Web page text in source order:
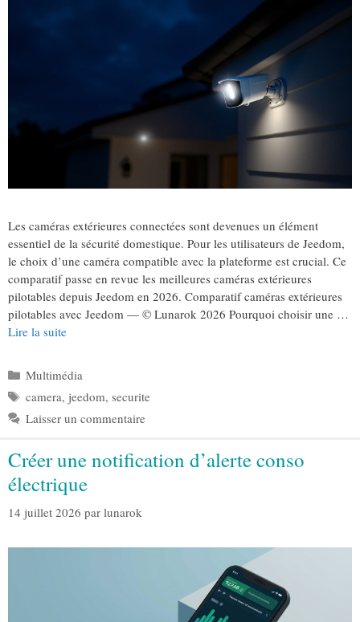
Les caméras extérieures connectées sont devenues un élément
essentiel de la sécurité domestique. Pour les utilisateurs de Jeedom,
le choix d’une caméra compatible avec la plateforme est crucial. Ce
comparatif passe en revue les meilleures caméras extérieures
pilotables depuis Jeedom en 2026. Comparatif caméras extérieures
pilotables avec Jeedom — © Lunarok 2026 Pourquoi choisir une …
Lire la suite
Catégories
Multimédia
Étiquettes
camera, jeedom, securite
Laisser un commentaire
Créer une notification d’alerte conso
électrique
14 juillet 2026 par lunarok